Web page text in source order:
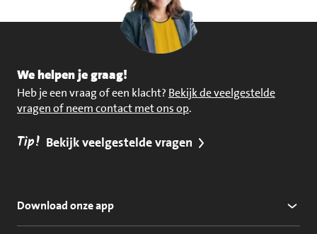
We helpen je graag!
Heb je een vraag of een klacht? Bekijk de veelgestelde
vragen of neem contact met ons op.
Tip! Bekijk veelgestelde vragen
Download onze app